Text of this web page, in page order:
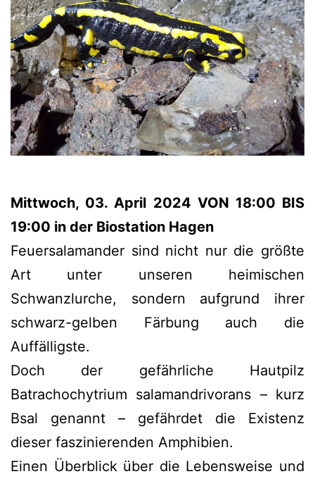
Mittwoch, 03. April 2024 VON 18:00 BIS
19:00 in der Biostation Hagen
Feuersalamander sind nicht nur die größte
Art unter unseren heimischen
Schwanzlurche, sondern aufgrund ihrer
schwarz-gelben Färbung auch die
Auffälligste.
Doch der gefährliche Hautpilz
Batrachochytrium salamandrivorans – kurz
Bsal genannt – gefährdet die Existenz
dieser faszinierenden Amphibien.
Einen Überblick über die Lebensweise und